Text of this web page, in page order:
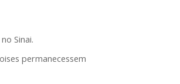
Sinai.
permanecessem